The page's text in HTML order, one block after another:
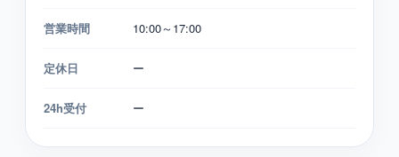
営業時間 10:00～17:00
定休日 ー
24h受付 ー